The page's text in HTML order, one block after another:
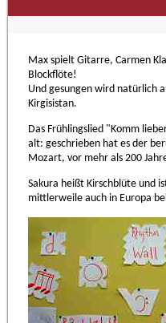
Max spielt Gitarre, Carmen
Blockflöte!
Und gesungen wird natürlich
Kirgisistan.
Das Frühlingslied "Komm
alt: geschrieben hat es der
Mozart, vor mehr als 200
Sakura heißt Kirschblüte und
mittlerweile auch in Europa